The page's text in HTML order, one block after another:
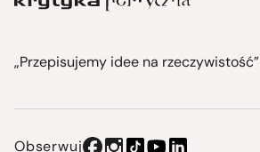
„Przepisujemy idee na rzeczywistość”
Obserwuj